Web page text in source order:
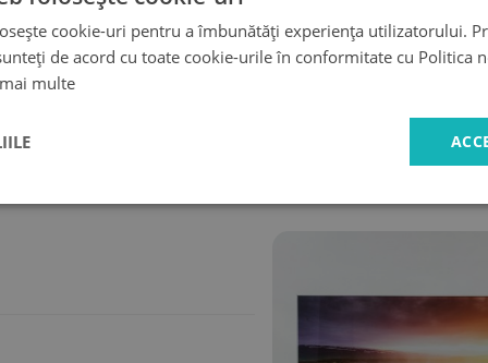
foto tablou este nu numai rezistent la umiditate, ci și la apă.
cookie-uri pentru a îmbunătăți experiența utilizatorului.
de acord cu toate cookie-urile în conformitate cu Politica
multe